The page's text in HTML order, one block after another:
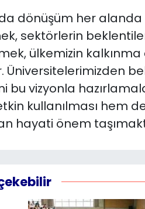
dönüşüm her alanda
sektörlerin
ülkemizin
Üniversitelerimizden
vizyonla
kullanılması hem
hayati önem